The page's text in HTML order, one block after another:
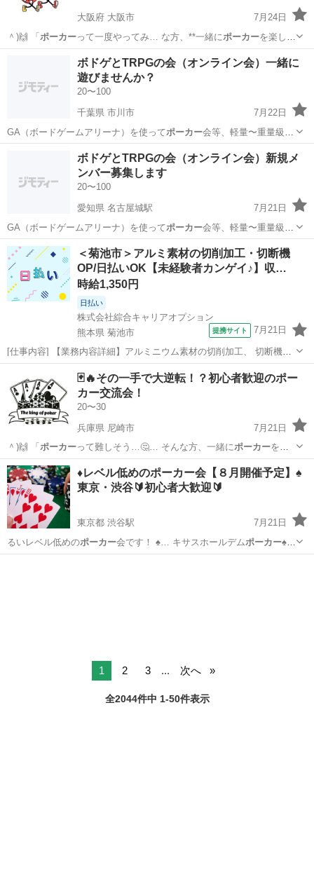
大阪府 大阪市
7月24日
＾)🙌 「 ポーカーって一度やってみ… な方、**一緒にポーカーを楽しみ
ませんか… **🃏✨ポーカーの魅力は、運だけ… しむカジュアルなポー
イベントです✨ …
友達
ボドゲとTRPGの会（オンライン会）一緒に
遊びませんか？
20〜100
千葉県 市川市
7月22日
GA（ボードゲームアリーナ）を使ってポーカー会等、軽量〜重量級の
ボドゲを満遍なく…
ゲーム/アプリ TRPG
ボドゲとTRPGの会（オンライン会）新規メ
ンバー募集します
20〜100
愛知県 名古屋城駅
7月21日
GA（ボードゲームアリーナ）を使ってポーカー会等、軽量〜重量級の
ボドゲを満遍なく…
愛知 名古屋市 名古屋城駅 ゲーム/アプリ TRPG
＜菊池市＞アルミ素材の切削加工・切断機
OP/日払いOK【未経験者カンゲイ♪】収…
時給1,350円
日払い
株式会社綜合キャリアオプション
熊本県 菊池市
提携サイト 7月21日
[仕事内容] 【業務内容詳細】アルミニウム素材の切削加工、 切断機オ
ペレーター【取扱製品情報】二輪部品 。＋お仕事探しはコンシェルス
タッフにおまかせ＋。 あなたのお仕事探しをしっかりサポート！ たと
えば… 「もう少しココ...
菊池市
🃏🔥その一手で大逆転！？初心者歓迎のポー
カー交流会！
20〜30
兵庫県 尼崎市
7月21日
＾)🙌 「 ポーカーって難しそう…🤔… そんな方、一緒にポーカーを楽
しみませんか… ️😆 実はポーカーは、 ルールを…
兵庫 尼崎市
♦️レベル低めのポーカー会【８月開催予定】♠️
東京・渋谷🔰初心者大歓迎🔰
東京都 渋谷駅
7月21日
るいレベル低めのポーカー会です！ ♠️… キサスホールデム ポーカー♠️を
のんびり楽… 集まる→ポーカーする→解散！ … ん。 ただただポーカ
1 2 3 ... 次へ
全2044件中 1-50件表示